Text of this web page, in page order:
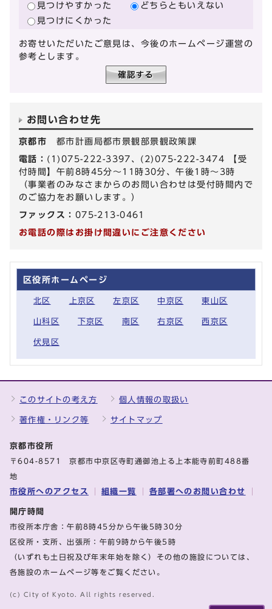
見つけやすかった
どちらともいえない
見つけにくかった
お寄せいただいたご意見は、今後のホームページ運営の
参考とします。
お問い合わせ先
京都市 都市計画局都市景観部景観政策課
電話： (1)075-222-3397、(2)075-222-3474 【受
付時間】午前8時45分～11時30分、午後1時～3時
（事業者のみなさまからのお問い合わせは受付時間内で
のご協力をお願いします。）
ファックス： 075-213-0461
お電話の際はお掛け間違いにご注意ください
区役所ホームページ
北区 上京区 左京区 中京区 東山区
山科区 下京区 南区 右京区 西京区
伏見区
このサイトの考え方 個人情報の取扱い
著作権・リンク等 サイトマップ
京都市役所
〒604-8571 京都市中京区寺町通御池上る上本能寺前町488番
地
市役所へのアクセス 組織一覧 各部署へのお問い合わせ
開庁時間
市役所本庁舎：午前8時45分から午後5時30分
区役所・支所、出張所：午前9時から午後5時
（いずれも土日祝及び年末年始を除く）その他の施設については、
各施設のホームページ等をご覧ください。
(c) City of Kyoto. All rights reserved.